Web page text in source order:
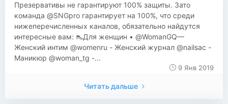
Презервативы не гарантируют 100% защиты. Зато
команда @SNGpro гарантирует на 100%, что среди
нижеперечисленных каналов, обязательно найдутся
интересные вам: 👠Для женщин • @WomanGQ—
Женский интим @womenru - Женский журнал @nailsac -
Маникюр @woman_tg -...
9 Янв 2019
Читать дальше